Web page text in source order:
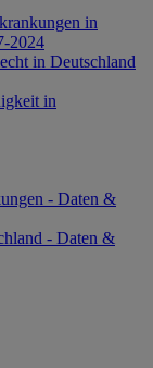
in
2024
in Deutschland
in
- Daten &
- Daten &